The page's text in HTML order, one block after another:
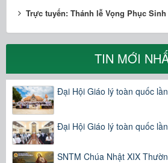
Trực tuyến: Thánh lễ Vọng Phục Sinh
TIN MỚI
Đại Hội Giáo lý toàn quốc
Đại Hội Giáo lý toàn quốc
SNTM Chúa Nhật XIX